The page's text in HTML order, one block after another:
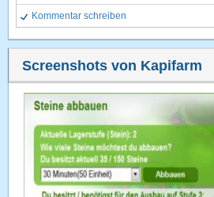
Kommentar schreiben
Screenshots von Kapifarm